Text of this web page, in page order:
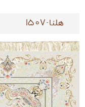
هلنا-1507